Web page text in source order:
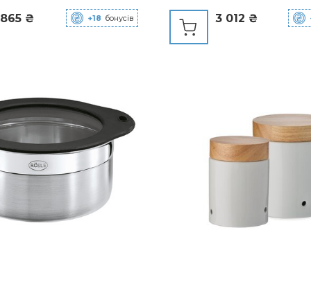
салатна
портативна салатна
для снеків з
865 ₴ +18 бонусів 3 012 ₴